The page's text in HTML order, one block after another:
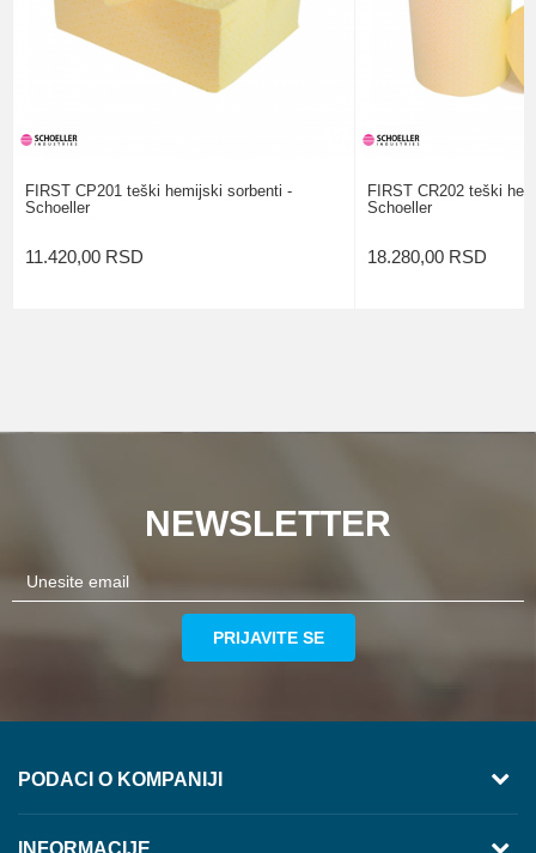
FIRST CP201 teški hemijski sorbenti -
Schoeller
11.420,00 RSD
FIRST CR202 teški
Schoeller
18.280,00 RSD
NEWSLETTER
PRIJAVITE SE
PODACI O KOMPANIJI
INFORMACIJE